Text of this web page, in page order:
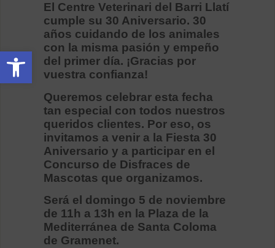
El Centre Veterinari del Barri Llatí
cumple su 30 Aniversario. 30
años cuidando de los animales
con la misma pasión y empeño
del primer día. ¡Gracias por
vuestra confianza!
Queremos celebrar esta fecha
tan especial con todos nuestros
queridos clientes. Por eso, os
invitamos a venir a la Fiesta 30
Aniversario y a participar en el
Concurso de Disfraces de
Mascotas que organizamos.
Será el domingo 5 de noviembre
de 11h a 13h en la Plaza de la
Mediterránea de Santa Coloma
de Gramenet.
Abrir barra de herramientas